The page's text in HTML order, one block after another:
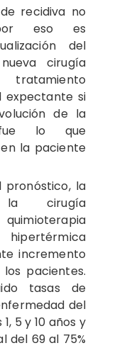
recidiva no
eso es
del
cirugía
expectante si
de la
fue lo que
la paciente
pronóstico, la
la cirugía
incremento
pacientes.
tasas de
del
5 y 10 años y
del 69 al 75%